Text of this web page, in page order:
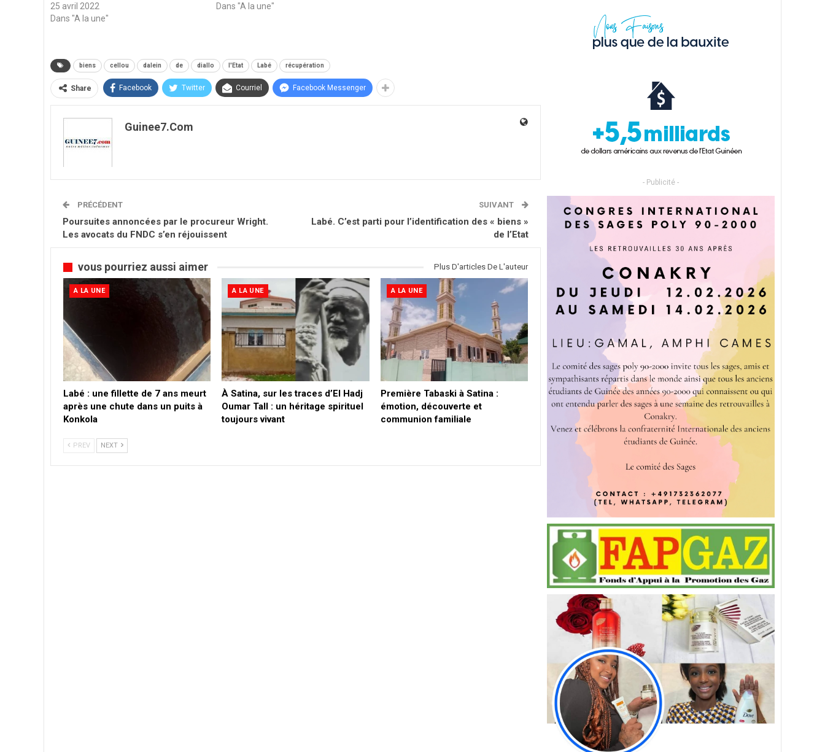
25 avril 2022
Dans "A la une"
Dans "A la une"
biens cellou dalein de diallo l'Etat Labé récupération
Share Facebook Twitter Courriel Facebook Messenger
Guinee7.com
PRÉCÉDENT
Poursuites annoncées par le procureur Wright.
Les avocats du FNDC s’en réjouissent
SUIVANT
Labé. C’est parti pour l’identification des « biens »
de l’Etat
vous pourriez aussi aimer Plus D'articles De L'auteur
A LA UNE
Labé : une fillette de 7 ans meurt
après une chute dans un puits à
Konkola
A LA UNE
À Satina, sur les traces d’El Hadj
Oumar Tall : un héritage spirituel
toujours vivant
A LA UNE
Première Tabaski à Satina :
émotion, découverte et
communion familiale
PREV NEXT
- Publicité -